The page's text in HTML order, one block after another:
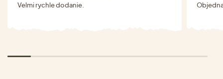
Velmi rychle dodanie.